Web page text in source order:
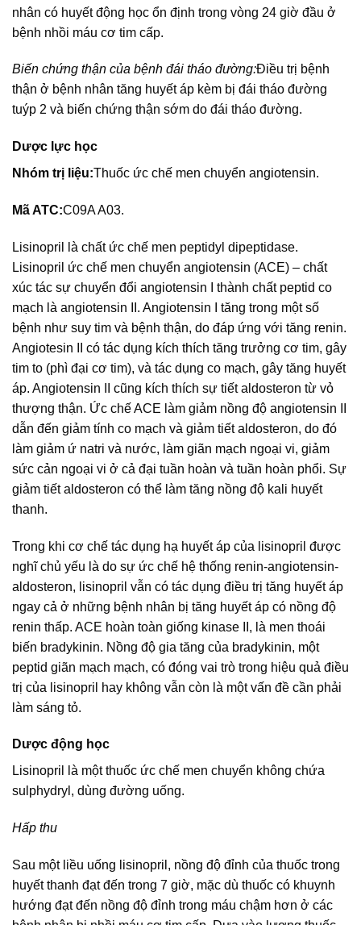
nhân có huyết động học ổn định trong vòng 24 giờ đầu ở
bệnh nhồi máu cơ tim cấp.
Biến chứng thận của bệnh đái tháo đường:Điều trị bệnh
thận ở bệnh nhân tăng huyết áp kèm bị đái tháo đường
tuýp 2 và biến chứng thận sớm do đái tháo đường.
Dược lực học
Nhóm trị liệu:Thuốc ức chế men chuyển angiotensin.
Mã ATC:C09A A03.
Lisinopril là chất ức chế men peptidyl dipeptidase.
Lisinopril ức chế men chuyển angiotensin (ACE) – chất
xúc tác sự chuyển đổi angiotensin I thành chất peptid co
mạch là angiotensin II. Angiotensin I tăng trong một số
bệnh như suy tim và bệnh thận, do đáp ứng với tăng renin.
Angiotesin II có tác dụng kích thích tăng trưởng cơ tim, gây
tim to (phì đại cơ tim), và tác dụng co mạch, gây tăng huyết
áp. Angiotensin II cũng kích thích sự tiết aldosteron từ vỏ
thượng thận. Ức chế ACE làm giảm nồng độ angiotensin II
dẫn đến giảm tính co mạch và giảm tiết aldosteron, do đó
làm giảm ứ natri và nước, làm giãn mạch ngoại vi, giảm
sức cản ngoại vi ở cả đại tuần hoàn và tuần hoàn phổi. Sự
giảm tiết aldosteron có thể làm tăng nồng độ kali huyết
thanh.
Trong khi cơ chế tác dụng hạ huyết áp của lisinopril được
nghĩ chủ yếu là do sự ức chế hệ thống renin-angiotensin-
aldosteron, lisinopril vẫn có tác dụng điều trị tăng huyết áp
ngay cả ở những bệnh nhân bị tăng huyết áp có nồng độ
renin thấp. ACE hoàn toàn giống kinase II, là men thoái
biến bradykinin. Nồng độ gia tăng của bradykinin, một
peptid giãn mạch mạch, có đóng vai trò trong hiệu quả điều
trị của lisinopril hay không vẫn còn là một vấn đề cần phải
làm sáng tỏ.
Dược động học
Lisinopril là một thuốc ức chế men chuyển không chứa
sulphydryl, dùng đường uống.
Hấp thu
Sau một liều uống lisinopril, nồng độ đỉnh của thuốc trong
huyết thanh đạt đến trong 7 giờ, mặc dù thuốc có khuynh
hướng đạt đến nồng độ đỉnh trong máu chậm hơn ở các